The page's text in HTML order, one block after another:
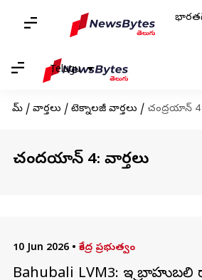
Telugu
హోమ్ / వార్తలు / టెక్నాలజీ వార్తలు / చంద్రయాన్ 4
చంద్రయాన్ 4: వార్తలు
10 Jun 2026 • కేంద్ర ప్రభుత్వం
Bahubali LVM3: ఇస్రో